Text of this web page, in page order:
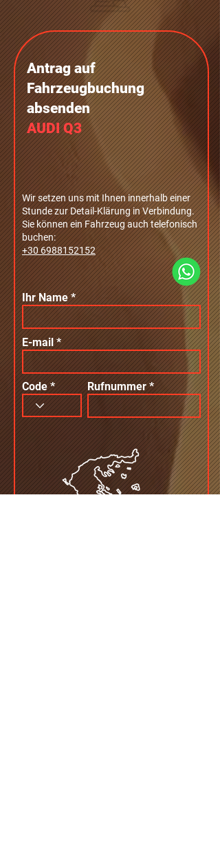
Antrag auf
Fahrzeugbuchung
absenden
AUDI Q3
Wir setzen uns mit Ihnen innerhalb einer
Stunde zur Detail-Klärung in Verbindung.
Sie können ein Fahrzeug auch telefonisch
buchen:
+30 6988152152
Ihr Name
E-mail
Code Rufnummer